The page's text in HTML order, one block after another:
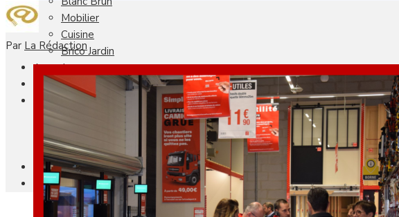
Mobilier
Cuisine
Brico Jardin
Agenda
Newsletter
Nos autres titres
Univers Made in France
Qui sommes-nous
Contact
Par La Rédaction